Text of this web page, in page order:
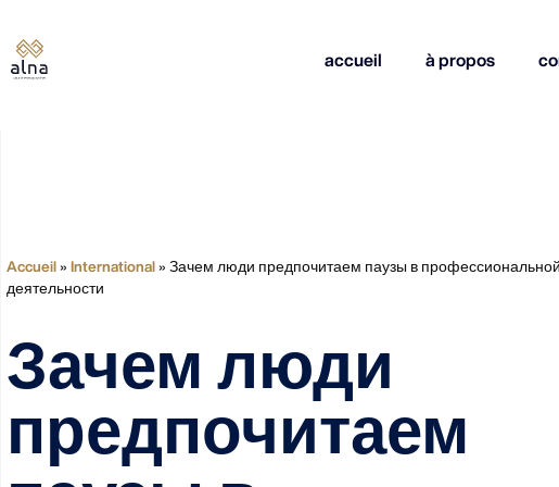
accueil à propos
Accueil » International » Зачем люди предпочитаем паузы в профессиональной
деятельности
Зачем люди
предпочитаем